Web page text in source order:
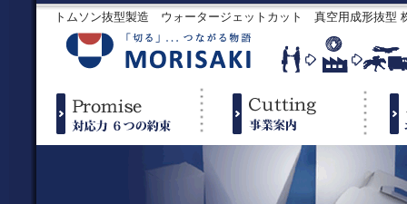
トムソン抜型製造 ウォータージェットカット 真空用成形抜